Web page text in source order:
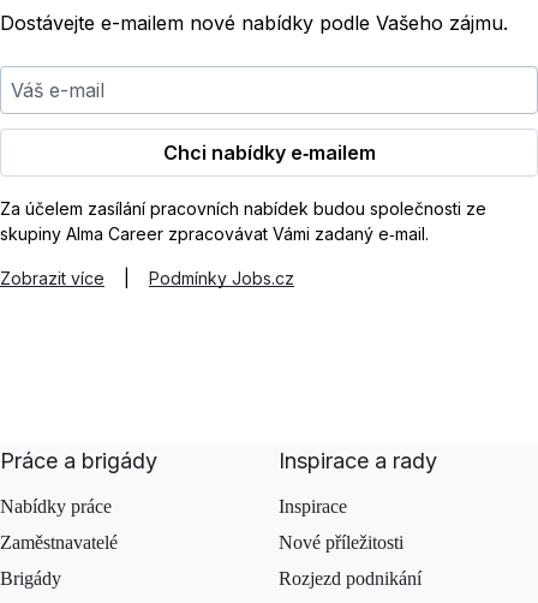
Dostávejte e-mailem nové nabídky podle Vašeho zájmu.
Váš e-mail
Chci nabídky e‑mailem
Za účelem zasílání pracovních nabídek budou společnosti ze
skupiny Alma Career zpracovávat Vámi zadaný e‑mail.
Zobrazit více Podmínky Jobs.cz
Práce a brigády
Nabídky práce
Zaměstnavatelé
Brigády
Inspirace a rady
Inspirace
Nové příležitosti
Rozjezd podnikání